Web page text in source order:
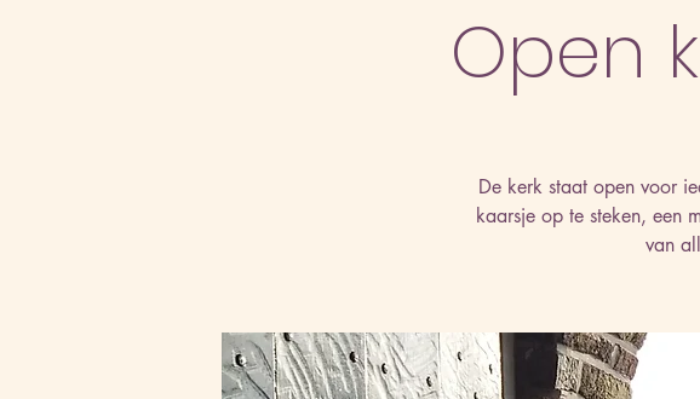
Open
De kerk staat open voor
kaarsje op te steken, een
van